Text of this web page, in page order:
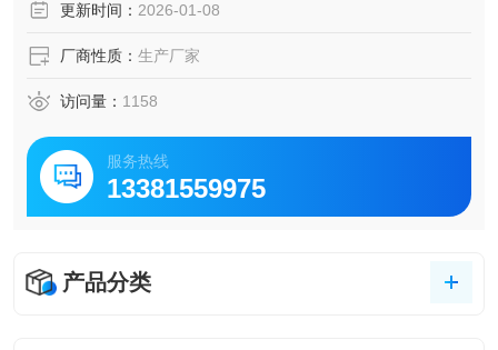
更新时间： 2026-01-08
厂商性质： 生产厂家
访问量： 1158
服务热线
13381559975
产品分类